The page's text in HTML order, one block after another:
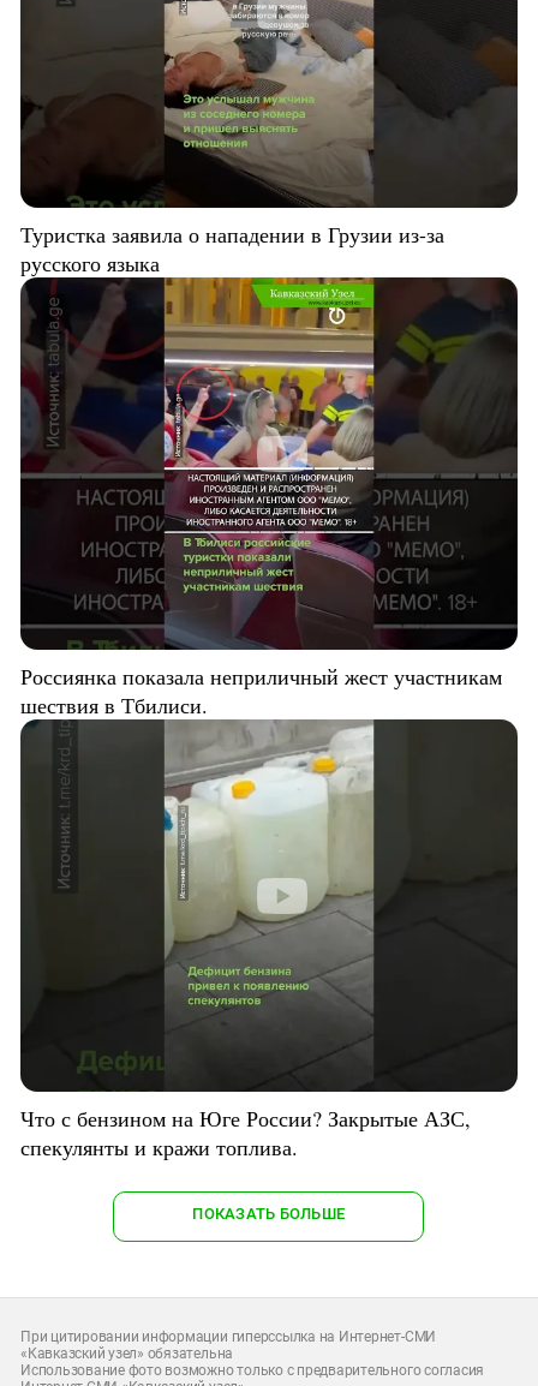
Туристка заявила о нападении в Грузии из-за
русского языка
Россиянка показала неприличный жест участникам
шествия в Тбилиси.
Что с бензином на Юге России? Закрытые АЗС,
спекулянты и кражи топлива.
ПОКАЗАТЬ БОЛЬШЕ
При цитировании информации гиперссылка на Интернет-СМИ
«Кавказский узел» обязательна
Использование фото возможно только с предварительного согласия